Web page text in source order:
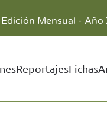
Edición Mensual -
ReportajesFichas